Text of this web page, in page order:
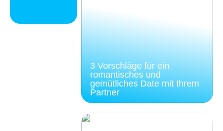
3 Vorschläge für ein
romantisches und
gemütliches Date mit Ihrem
Partner